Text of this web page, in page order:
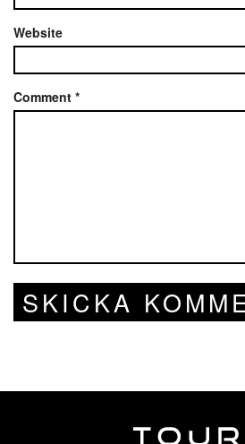
Website
Comment *
SKICKA